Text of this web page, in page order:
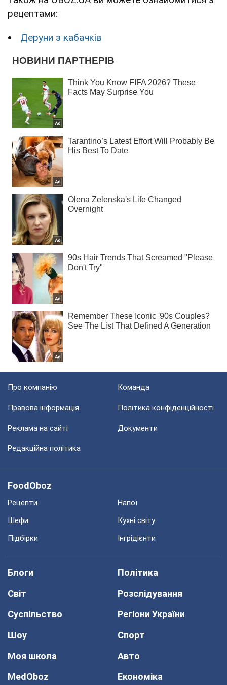
рецептами:
Деруни з кабачків
Про компанію Команда
Правова інформація Політика конфіденційності
Реклама на сайті Документи
Редакційна політика
FoodOboz
Рецепти
Напої
Шефи
Кухні світу
Підбірки
Інгрідієнти
Блоги
Політика
Світ
Розслідування
Суспільство
Регіони України
Шоу
Спорт
Моя школа
Авто
MedOboz
Економіка